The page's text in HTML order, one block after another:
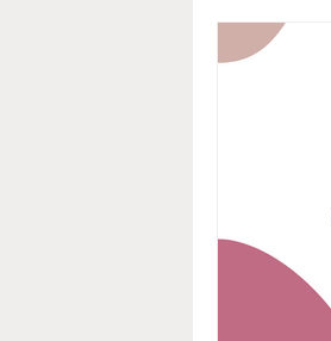
Toxicomanie